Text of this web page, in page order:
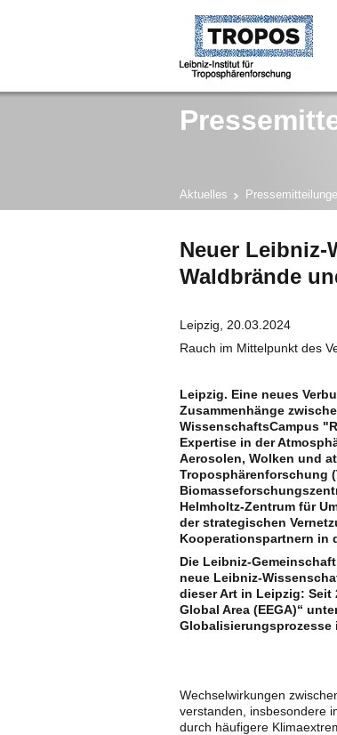
Aktuelles
Neuer
Waldbrände
Leipzig, 20.03.2024
Rauch im Mittelpunkt des
Leipzig. Eine neues
Zusammenhänge
WissenschaftsCampus
Expertise in der
Aerosolen, Wolken und
Troposphärenforschung
Helmholtz-Zentrum für
der strategischen
Kooperationspartnern in
Die Leibniz-
neue Leibniz-
dieser Art in Leipzig: Seit
Global Area (EEGA)“
Wechselwirkungen
verstanden, insbesondere
durch häufigere